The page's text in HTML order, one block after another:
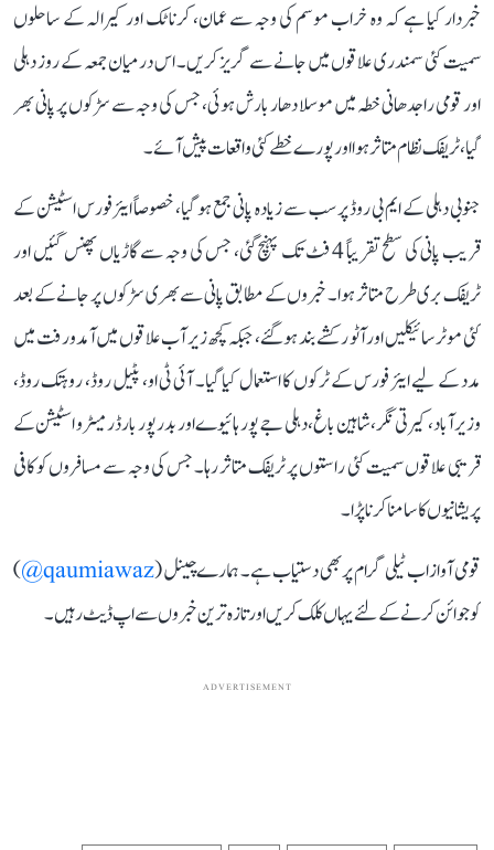
خبردار کیا ہے کہ وہ خراب موسم کی وجہ سے عمان، کرناٹک اور کیرالہ کے ساحلوں
سمیت کئی سمندری علاقوں میں جانے سے گریز کریں۔ اس درمیان جمعہ کے روز دہلی
اور قومی راجدھانی خطہ میں موسلا دھار بارش ہوئی، جس کی وجہ سے سڑکوں پر پانی بھر
گیا، ٹریفک نظام متاثر ہوا اور پورے خطے کئی واقعات پیش آئے۔
جنوبی دہلی کے ایم بی روڈ پر سب سے زیادہ پانی جمع ہو گیا، خصوصاً ایئر فورس اسٹیشن کے
قریب پانی کی سطح تقریباً 4 فٹ تک پہنچ گئی، جس کی وجہ سے گاڑیاں پھنس گئیں اور
ٹریفک بری طرح متاثر ہوا۔ خبروں کے مطابق پانی سے بھری سڑکوں پر جانے کے بعد
کئی موٹر سائیکلیں اور آٹو رکشے بند ہو گئے، جبکہ کچھ زیر آب علاقوں میں آمدورفت میں
مدد کے لیے ایئر فورس کے ٹرکوں کا استعمال کیا گیا۔ آئی ٹی او، پٹیل روڈ، روہتک روڈ،
وزیرآباد، کیرتی نگر، شاہین باغ، دہلی جے پور ہائیوے اور بدر پور بارڈر میٹرو اسٹیشن کے
قریبی علاقوں سمیت کئی راستوں پر ٹریفک متاثر رہا۔ جس کی وجہ سے مسافروں کو کافی
پریشانیوں کا سامنا کرنا پڑا۔
قومی آواز اب ٹیلی گرام پر بھی دستیاب ہے۔ ہمارے چینل (qaumiawaz@
)
کو جوائن کرنے کے لئے یہاں کلک کریں اور تازہ ترین خبروں سے اپ ڈیٹ رہیں۔
ADVERTISEMENT